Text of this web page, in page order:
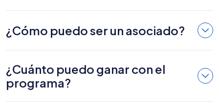
¿Cómo puedo ser un asociado?
¿Cuánto puedo ganar con el
programa?